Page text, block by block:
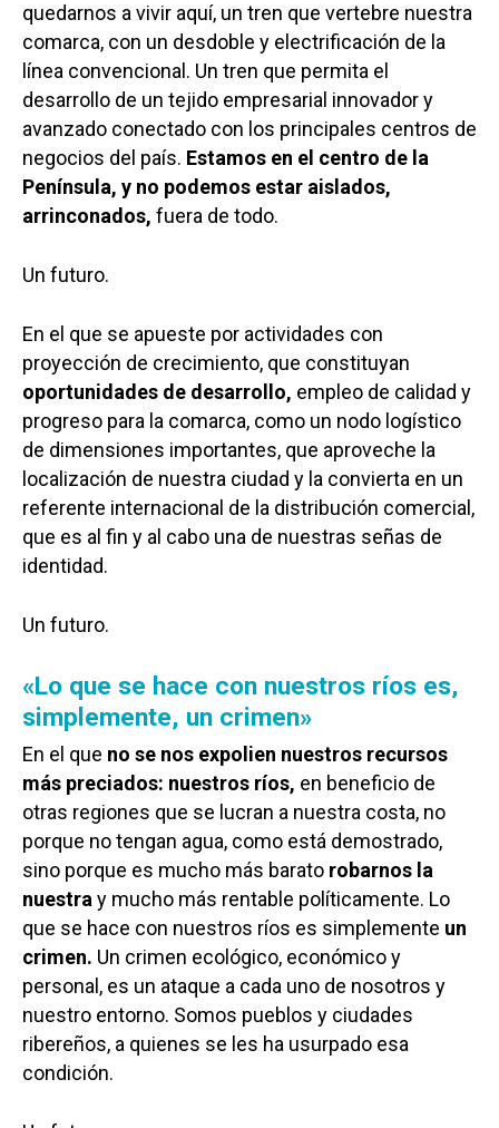
quedarnos a vivir aquí, un tren que vertebre nuestra
comarca, con un desdoble y electrificación de la
línea convencional. Un tren que permita el
desarrollo de un tejido empresarial innovador y
avanzado conectado con los principales centros de
negocios del país. Estamos en el centro de la
Península, y no podemos estar aislados,
arrinconados, fuera de todo.
Un futuro.
En el que se apueste por actividades con
proyección de crecimiento, que constituyan
oportunidades de desarrollo, empleo de calidad y
progreso para la comarca, como un nodo logístico
de dimensiones importantes, que aproveche la
localización de nuestra ciudad y la convierta en un
referente internacional de la distribución comercial,
que es al fin y al cabo una de nuestras señas de
identidad.
Un futuro.
«Lo que se hace con nuestros ríos es,
simplemente, un crimen»
En el que no se nos expolien nuestros recursos
más preciados: nuestros ríos, en beneficio de
otras regiones que se lucran a nuestra costa, no
porque no tengan agua, como está demostrado,
sino porque es mucho más barato robarnos la
nuestray mucho más rentable políticamente. Lo
que se hace con nuestros ríos es simplemente un
crimen. Un crimen ecológico, económico y
personal, es un ataque a cada uno de nosotros y
nuestro entorno. Somos pueblos y ciudades
ribereños, a quienes se les ha usurpado esa
condición.